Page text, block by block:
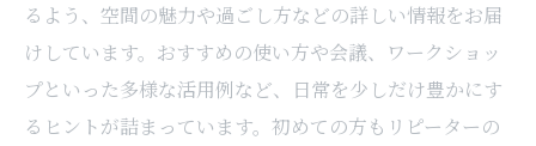
るよう、空間の魅力や過ごし方などの詳しい情報をお届
けしています。おすすめの使い方や会議、ワークショッ
プといった多様な活用例など、日常を少しだけ豊かにす
るヒントが詰まっています。初めての方もリピーターの